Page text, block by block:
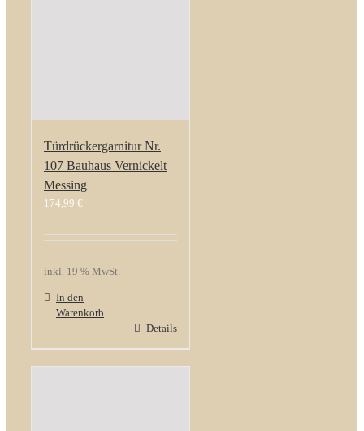
Türdrückergarnitur Nr.
107 Bauhaus Vernickelt
Messing
174,99 €
inkl. 19 % MwSt.
In den
Warenkorb
Details